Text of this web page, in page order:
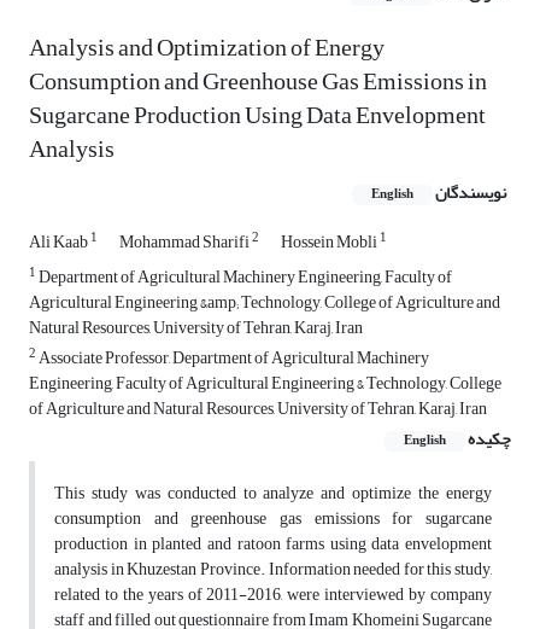
Analysis and Optimization of Energy
Consumption and Greenhouse Gas Emissions in
Sugarcane Production Using Data Envelopment
Analysis
نویسندگان English
Ali Kaab1 Mohammad Sharifi2 Hossein Mobli1
1Department of Agricultural Machinery Engineering, Faculty of
Agricultural Engineering &amp; Technology, College of Agriculture and
Natural Resources, University of Tehran, Karaj, Iran
2Associate Professor, Department of Agricultural Machinery
Engineering, Faculty of Agricultural Engineering & Technology, College
of Agriculture and Natural Resources, University of Tehran, Karaj, Iran
چکیده
English
This study was conducted to analyze and optimize the energy
consumption and greenhouse gas emissions for sugarcane
production in planted and ratoon farms using data envelopment
analysis in Khuzestan Province. Information needed for this study,
related to the years of 2011-2016, were interviewed by company
staff and filled out questionnaire from Imam Khomeini Sugarcane